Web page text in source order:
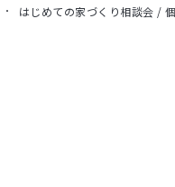
はじめての家づくり相談会 /